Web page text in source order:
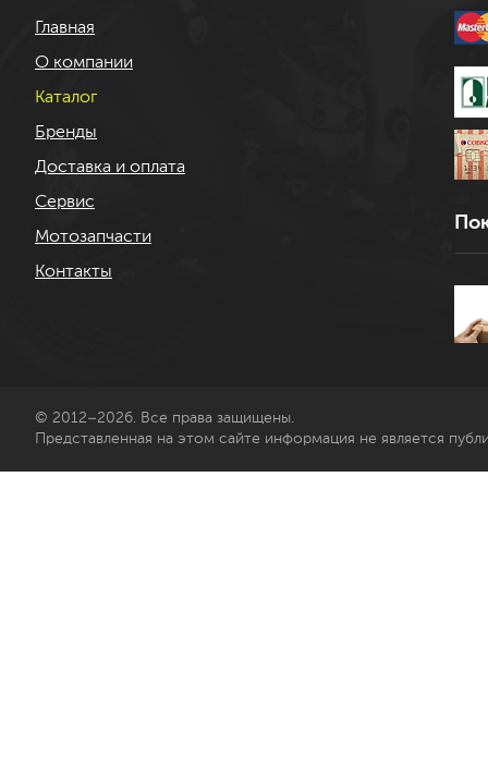
Главная
О компании
Каталог
Бренды
Доставка и оплата
Сервис
Мотозапчасти
Контакты
© 2012–2026. Все права защищены.
Представленная на этом сайте информация не является